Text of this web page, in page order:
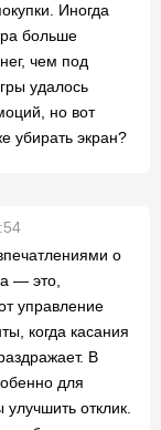
Иногда
больше
чем под
удалось
но вот
убирать экран?
о
— это,
управление
когда касания
В
для
отклик.